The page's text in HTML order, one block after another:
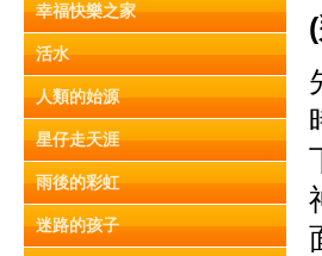
幸福快樂之家
活水
人類的始源
星仔走天涯
雨後的彩虹
迷路的孩子
(